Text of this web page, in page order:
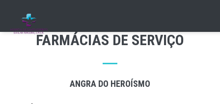
main
FARMÁCIAS DE SERVIÇO
ANGRA DO HEROÍSMO